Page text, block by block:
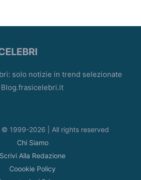
solo notizie in trend selezionate
© 1999-2026 | All rights reserved
Chi Siamo
Scrivi Alla Redazione
Coookie Policy